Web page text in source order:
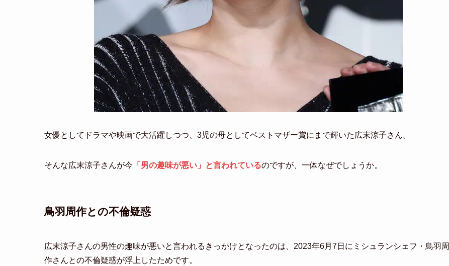
女優としてドラマや映画で大活躍しつつ、3児の母としてベストマザー賞にまで輝いた広末涼子さん。
そんな広末涼子さんが今 「男の趣味が悪い」と言われているのですが、一体なぜでしょうか。
鳥羽周作との不倫疑惑
広末涼子さんの男性の趣味が悪いと言われるきっかけとなったのは、2023年6月7日にミシュランシェフ・鳥羽周
作さんとの不倫疑惑が浮上したためです。